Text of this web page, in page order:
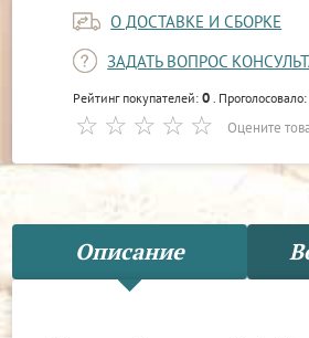
О ДОСТАВКЕ И СБОРКЕ
ЗАДАТЬ ВОПРОС
Рейтинг покупателей:0 .
Оцените
Описание